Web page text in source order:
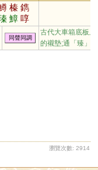
榛 鐫
鱆 啍
忳 堻
同聲同調
古代大車箱底板上
的襯墊;通「臻」字
瀏覽次數: 2914